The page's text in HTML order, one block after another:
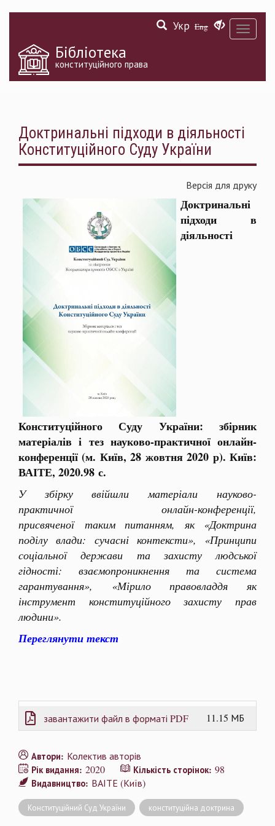
Toggle
Укр Eng
Бібліотека
конституційного права
Доктринальні підходи в діяльності
Конституційного Суду України
Версія для друку
Доктринальні
підходи в
діяльності
Конституційного Суду України: збірник
матеріалів і тез науково-практичної онлайн-
конференції (м. Київ, 28 жовтня 2020 р). Київ:
ВАІТЕ, 2020.98 с.
У збірку ввійшли матеріали
науково-
практичної онлайн-конференції,
присвяченої таким питанням, як «Доктрина
поділу влади: сучасні контексти», «Принципи
соціальної держави та захисту людської
гідності: взаємопроникнення та система
гарантування», «Мірило правовладдя як
інструмент конституційного захисту прав
людини».
Переглянути текст
завантажити файл в форматі PDF 11.15 МБ
Автори: Колектив авторів
Рік видання: 2020 Кількість сторінок: 98
Видавництво: ВАІТЕ (Київ)
Конституційний Суд України конституційна доктрина